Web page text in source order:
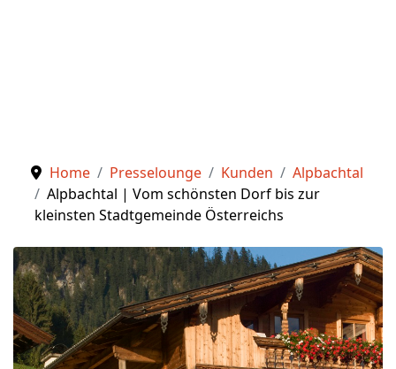
Home Presselounge Kunden
Alpbachtal
Alpbachtal | Vom schönsten Dorf bis zur
kleinsten Stadtgemeinde Österreichs